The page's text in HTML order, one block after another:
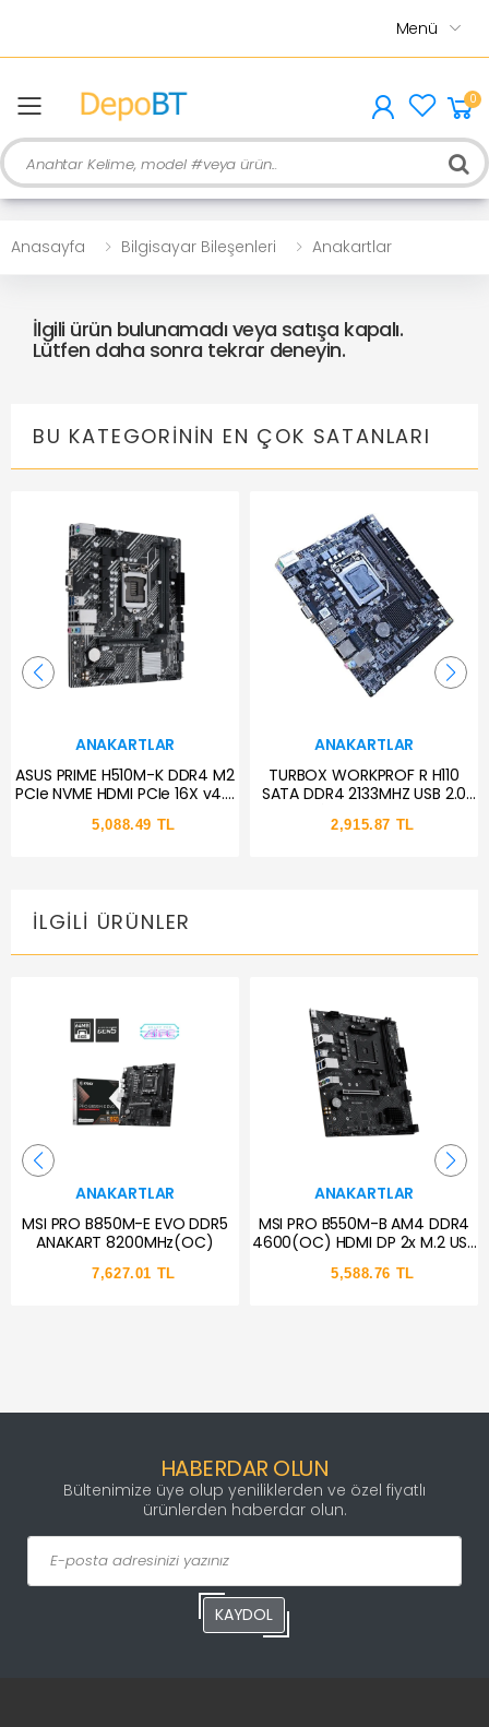
Menü
menu 0
Ara
Anasayfa Bilgisayar Bileşenleri Anakartlar
İlgili ürün bulunamadı veya satışa kapalı.
Lütfen daha sonra tekrar deneyin.
BU KATEGORININ EN ÇOK SATANLARI
ANAKARTLAR
ASUS PRIME H510M-K DDR4 M2
PCIe NVME HDMI PCIe 16X v4.0
5,088.49 TL
ANAKARTLAR
TURBOX WORKPROF R H110
SATA DDR4 2133MHZ USB 2.0
ANAKART
2,915.87 TL
İLGILI ÜRÜNLER
ANAKARTLAR
MSI PRO B850M-E EVO DDR5
ANAKART 8200MHz(OC)
7,627.01 TL
ANAKARTLAR
MSI PRO B550M-B AM4 DDR4
4600(OC) HDMI DP 2x M.2 USB
5,588.76 TL
HABERDAR OLUN
Bültenimize üye olup yeniliklerden ve özel fiyatlı
ürünlerden haberdar olun.
KAYDOL